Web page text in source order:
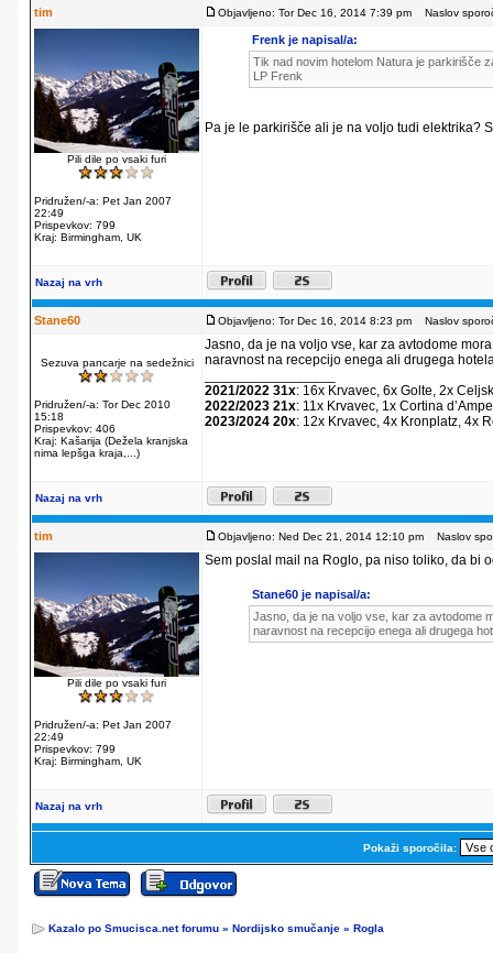
tim Objavljeno: Tor Dec 16, 2014 7:39 pm Naslov
Pili dile po vsaki furi
Pridružen/-a: Pet Jan 2007
22:49
Prispevkov: 799
Kraj: Birmingham, UK
Frenk je napisal/a:
Tik nad novim hotelom Natura je parkirišče
LP Frenk
Pa je le parkirišče ali je na voljo tudi elektrika?
Nazaj na vrh
Stane60 Objavljeno: Tor Dec 16, 2014 8:23 pm Naslov
Sezuva pancarje na sedežnici
Pridružen/-a: Tor Dec 2010
15:18
Prispevkov: 406
Kraj: Kašarija (Dežela kranjska
nima lepšga kraja,...)
Jasno, da je na voljo vse, kar za avtodome
naravnost na recepcijo enega ali drugega
2021/2022 31x: 16x Krvavec, 6x Golte, 2x
2022/2023 21x: 11x Krvavec, 1x Cortina
2023/2024 20x: 12x Krvavec, 4x Kronplatz, 4x
Nazaj na vrh
tim Objavljeno: Ned Dec 21, 2014 12:10 pm Naslov
Pili dile po vsaki furi
Pridružen/-a: Pet Jan 2007
22:49
Prispevkov: 799
Kraj: Birmingham, UK
Sem poslal mail na Roglo, pa niso toliko, da bi
Stane60 je napisal/a:
Jasno, da je na voljo vse, kar za avtodome
naravnost na recepcijo enega ali drugega
Nazaj na vrh
Pokaži sporočila:
Kazalo po Smucisca.net forumu » Nordijsko smučanje » Rogla